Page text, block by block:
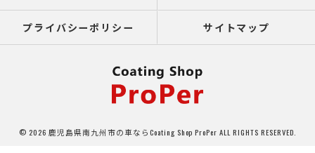
プライバシーポリシー サイトマップ
© 2026 鹿児島県南九州市の車ならCoating Shop ProPer ALL RIGHTS RESERVED.